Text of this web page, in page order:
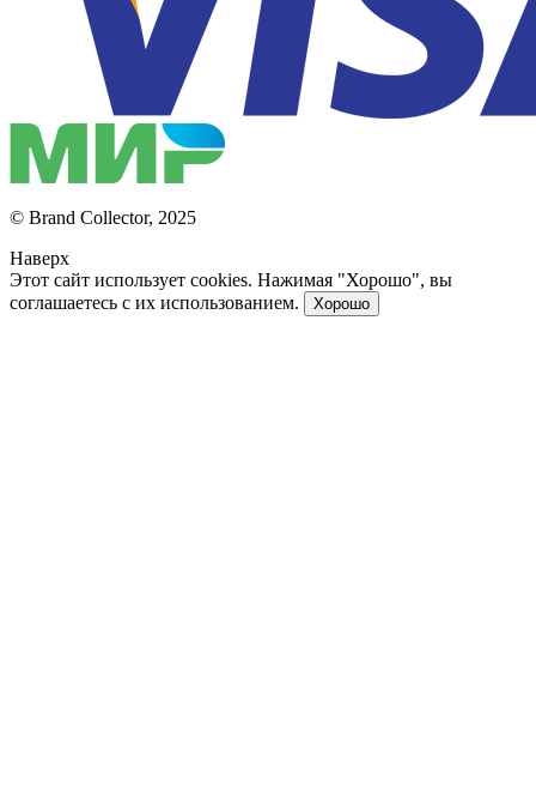
© Brand Collector, 2025
Наверх
Этот сайт использует cookies. Нажимая "Хорошо", вы
соглашаетесь с их использованием.
Хорошо